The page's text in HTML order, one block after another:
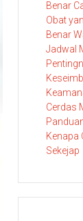
Benar
Obat
Benar
Jadwal
Cerdas
Kenapa
Sekejap